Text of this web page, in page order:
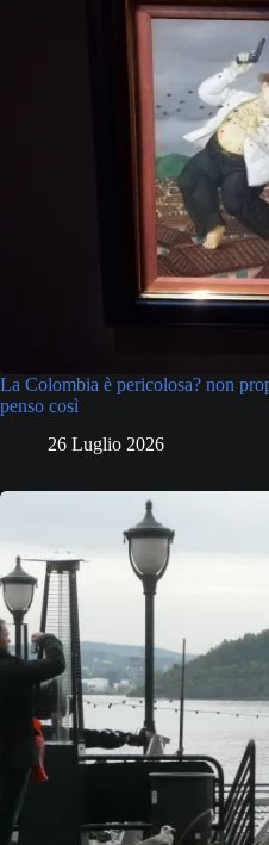
La Colombia è pericolosa? non
penso così
26 Luglio 2026